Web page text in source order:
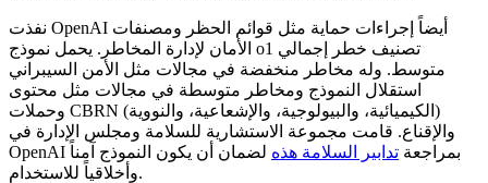
نفذت OpenAI أيضاً إجراءات حماية مثل قوائم الحظر ومصنفات
الأمان لإدارة المخاطر. يحمل نموذج o1 تصنيف خطر إجمالي
متوسط. وله مخاطر منخفضة في مجالات مثل الأمن السيبراني
استقلال النموذج ومخاطر متوسطة في مجالات مثل محتوى
وحملات CBRN (الكيميائية، والبيولوجية، والإشعاعية، والنووية)
والإقناع. قامت مجموعة الاستشارية للسلامة ومجلس الإدارة في
OpenAI بمراجعة تدابير السلامة هذه لضمان أن يكون النموذج آمناً
وأخلاقياً للاستخدام.